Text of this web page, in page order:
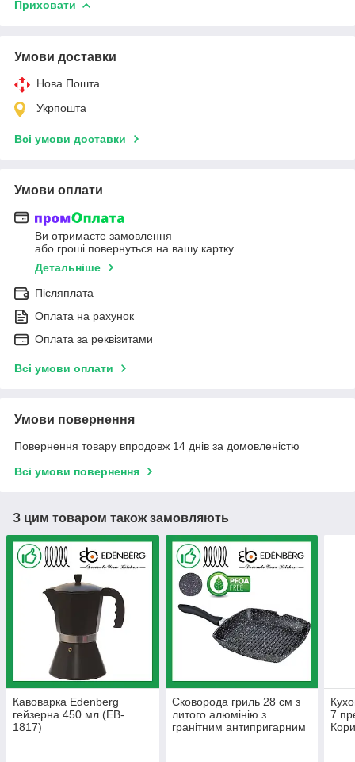
Приховати
Умови доставки
Нова Пошта
Укрпошта
Всі умови доставки
Умови оплати
Ви отримаєте замовлення
або гроші повернуться на вашу картку
Детальніше
Післяплата
Оплата на рахунок
Оплата за реквізитами
Всі умови оплати
Умови повернення
Повернення товару впродовж 14 днів за домовленістю
Всі умови повернення
З цим товаром також замовляють
Кавоварка Edenberg
гейзерна 450 мл (EB-
1817)
Сковорода гриль 28 см з
литого алюмінію з
гранітним антипригарним
7